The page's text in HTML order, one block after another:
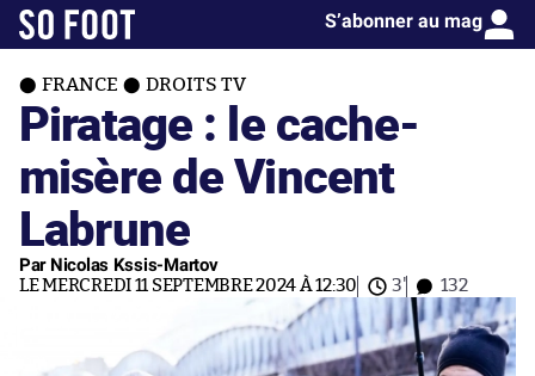
S’abonner au mag
FRANCE DROITS TV
Piratage : le cache-
misère de Vincent
Labrune
Par Nicolas Kssis-Martov
LE MERCREDI 11 SEPTEMBRE 2024 À 12:30 3' 132